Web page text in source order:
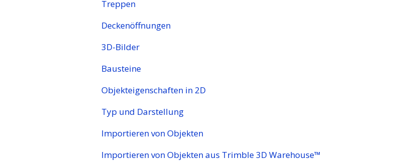
Treppen
Deckenöffnungen
3D-Bilder
Bausteine
Objekteigenschaften in 2D
Typ und Darstellung
Importieren von Objekten
Importieren von Objekten aus Trimble 3D Warehouse™